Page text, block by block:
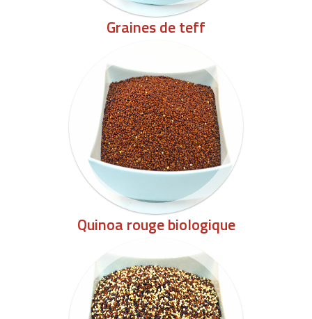
Graines de teff
Quinoa rouge biologique